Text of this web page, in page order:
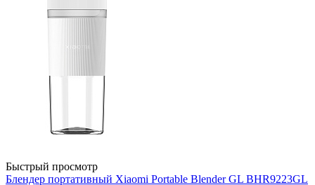
Быстрый просмотр
Блендер портативный Xiaomi Portable Blender GL BHR9223GL